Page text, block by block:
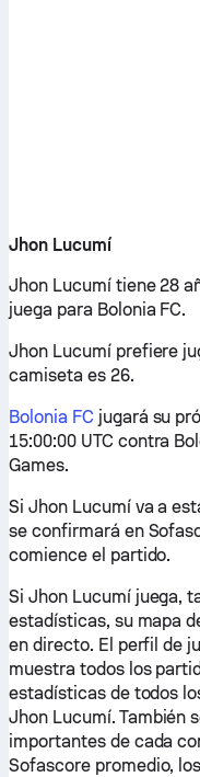
Jhon Lucumí
Jhon Lucumí tiene 28
juega para Bolonia FC.
Jhon Lucumí prefiere
camiseta es 26.
Bolonia FC jugará su
15:00:00 UTC contra
Games.
Si Jhon Lucumí va a
se confirmará en
comience el partido.
Si Jhon Lucumí juega,
estadísticas, su mapa
en directo. El perfil de
muestra todos los
estadísticas de todos
Jhon Lucumí. También
importantes de cada
Sofascore promedio,